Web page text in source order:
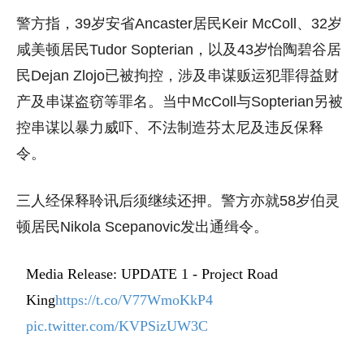
警方指，39岁安省Ancaster居民Keir McColl、32岁
咸美顿居民Tudor Sopterian，以及43岁怡陶碧谷居
民Dejan Zlojo已被拘控，涉及串谋贩运犯罪得益财
产及串谋盗窃等罪名。当中McColl与Sopterian另被
控串谋以暴力威吓、不法制造芬太尼及违反保释
令。
三人经保释聆讯后须继续还押。警方亦就58岁伯灵
顿居民Nikola Scepanovic发出通缉令。
Media Release: UPDATE 1 - Project Road
Kinghttps://t.co/V77WmoKkP4
pic.twitter.com/KVPSizUW3C